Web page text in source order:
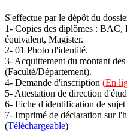
S'effectue par le dépôt du
1- Copies des diplômes : BAC,
équivalent, Magister.
2- 01 Photo d'identité.
3- Acquittement du montant
(Faculté/Département).
4- Demande d'inscription (En
5- Attestation de direction
6- Fiche d'identification de sujet
7- Imprimé de déclaration sur
(Téléchargeable)